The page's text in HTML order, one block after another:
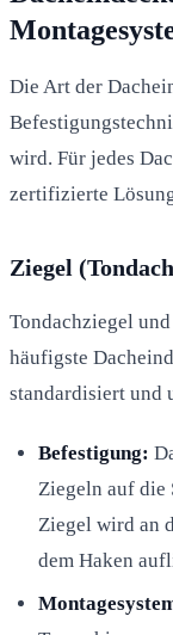
Die Art der
wird. Für jedes
zertifizierte
Ziegel
Tondachziegel
häufigste
standardisiert und
Befestigung:
Ziegeln auf die
Ziegel wird an
dem Haken